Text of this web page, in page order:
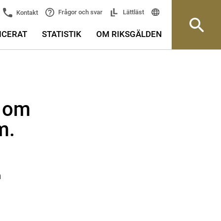
Kontakt Frågor och svar Lättläst
STATISTIK OM RIKSGÄLDEN